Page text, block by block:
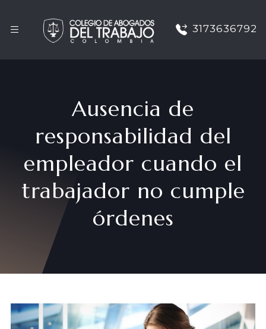
3173636792
Ausencia de
responsabilidad del
empleador cuando el
trabajador no cumple
órdenes